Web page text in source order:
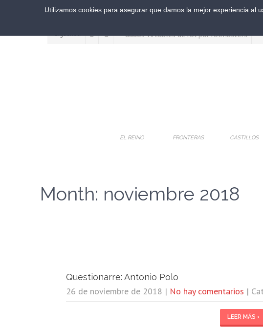
Síguenos:
EL REINO FRONTERAS CASTILLOS
Month: noviembre 2018
Questionarre: Antonio Polo
26 de noviembre de 2018 | No hay comentarios |
LEER MÁS ›
Utilizamos cookies para asegurar que damos la mejor experiencia al